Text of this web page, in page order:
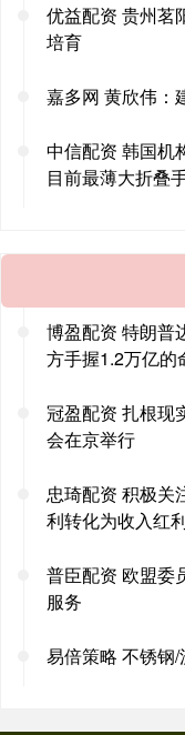
优益配资 贵州茗
培育
嘉多网 黄欣伟：
中信配资 韩国机
目前最薄大折叠
博盈配资 特朗普
方手握1.2万亿的
冠盈配资 扎根现
会在京举行
忠琦配资 积极关
利转化为收入红
普臣配资 欧盟委
服务
易倍策略 不锈钢